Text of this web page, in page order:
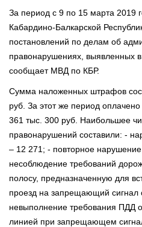
За период с 9 по 15 марта
Кабардино-Балкарской
постановлений по делам об
правонарушениях, выявленных
сообщает МВД по КБР.
Сумма наложенных штрафов
руб. За этот же период
361 тыс. 300 руб. Наибольшее
правонарушений составили: -
– 12 271; - повторное
несоблюдение требований
полосу, предназначенную для
проезд на запрещающий сигнал
невыполнение требования ПДД
линией при запрещающем